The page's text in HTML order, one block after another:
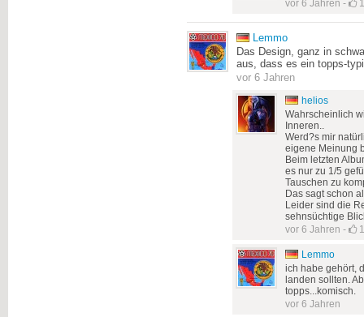
vor 6 Jahren - 1
Lemmo
Das Design, ganz in
aus, dass es ein topps-
vor 6 Jahren
helios
Wahrscheinlich
Inneren..
Werd?s mir
eigene Meinung
Beim letzten
es nur zu 1/5
Tauschen zu
Das sagt schon
Leider sind die
sehnsüchtige
vor 6 Jahren - 1
Lemmo
ich habe gehört,
landen sollten.
topps...komisch.
vor 6 Jahren